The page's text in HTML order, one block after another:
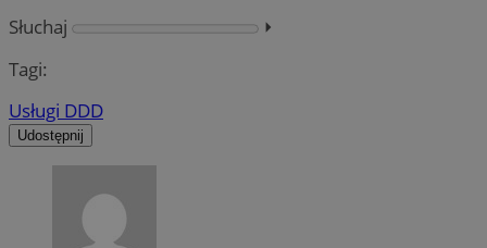
Słuchaj
⏵︎
Tagi:
Usługi DDD
Udostępnij